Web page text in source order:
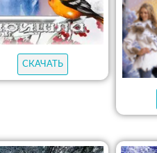
СКАЧАТЬ